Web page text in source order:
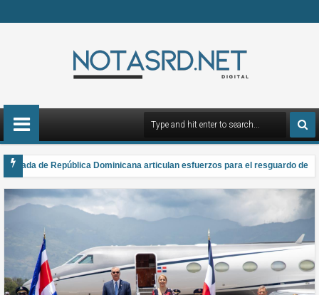
de República Dominicana articulan esfuerzos para el resguardo del
gana el Premio Anual Nacional de Poesía Salomé Ureña de Henríquez 2026